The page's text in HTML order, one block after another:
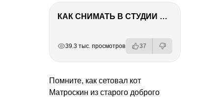
КАК СНИМАТЬ В СТУДИИ СО ВСПЫШКАМИ
39.3 тыс. просмотров 37
Помните, как сетовал кот
Матроскин из старого доброго